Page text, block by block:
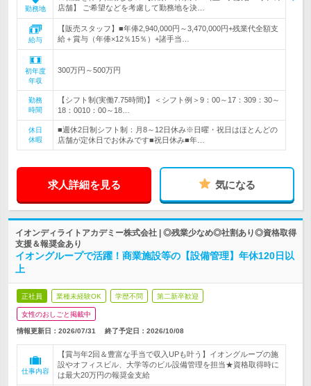
勤務地
店舗】 ご希望などを考慮して勤務地を決…
給与
【販売スタッフ】■年俸2,940,000円～3,470,000円+残業代全額支
給＋賞与（年俸×12％15％）+諸手当…
初年度
年収
300万円～500万円
勤務
時間
【シフト制(実働7.75時間)】＜シフト例＞9：00～17：309：30～
18：0010：00～18…
休日
休暇
■週休2日制シフト制：月8～12日休み※日曜・祝日はほとんどの
店舗が定休日でお休みです■祝日休み■年…
求人詳細を見る 気になる
イオンディライトアカデミー株式会社 | ◎残業少なめ◎社割あり◎資格取得
支援＆報奨金あり
イオングループで活躍！商業施設等の【設備管理】年休120日以
上
正社員 業種未経験OK 学歴不問 第二新卒歓迎
女性のおしごと掲載中
情報更新日：2026/07/31 終了予定日： 2026/10/08
仕事内容
【賞与年2回＆豊富な手当で収入UPも叶う】イオングループの施
設やオフィスビル、大学等のビル設備管理を担当★資格取得時に
は最大20万円の報奨金支給